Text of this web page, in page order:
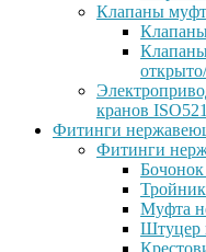
Клапаны
кранов
Фитинги
Фитинги
Муфта
Штуцер